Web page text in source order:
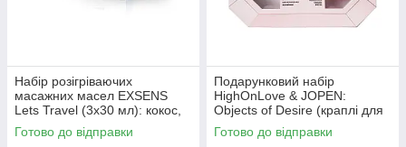
Набір розігріваючих
масажних масел EXSENS
Lets Travel (3х30 мл): кокос,
полуниця ваніль 100%
Анонімності
Готово до відправки
Подарунковий набір
HighOnLove & JOPEN:
Objects of Desire (краплі для
клітора і вібратор з
кристалами) 100%
Готово до відправки